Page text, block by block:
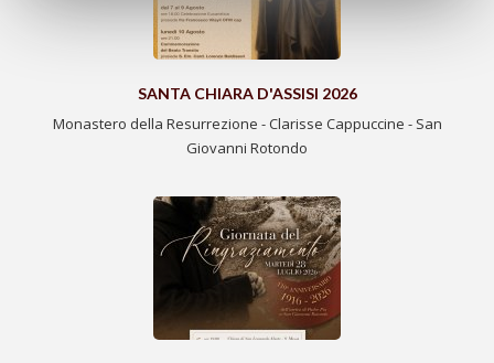
SANTA CHIARA D'ASSISI 2026
Monastero della Resurrezione - Clarisse Cappuccine - San
Giovanni Rotondo